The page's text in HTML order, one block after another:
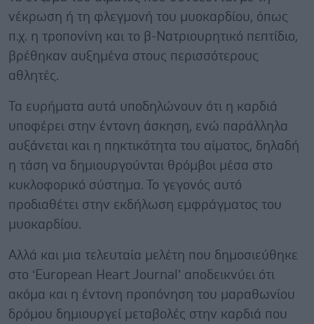
νέκρωση ή τη φλεγμονή του μυοκαρδίου, όπως
π.χ. η τροπονίνη και το β-Νατριουρητικό πεπτίδιο,
βρέθηκαν αυξημένα στους περισσότερους
αθλητές.
Τα ευρήματα αυτά υποδηλώνουν ότι η καρδιά
υποφέρει στην έντονη άσκηση, ενώ παράλληλα
αυξάνεται και η πηκτικότητα του αίματος, δηλαδή
η τάση να δημιουργούνται θρόμβοι μέσα στο
κυκλοφορικό σύστημα. Το γεγονός αυτό
προδιαθέτει στην εκδήλωση εμφράγματος του
μυοκαρδίου.
Αλλά και μια τελευταία μελέτη που δημοσιεύθηκε
στο ‘European Heart Journal’ αποδεικνύει ότι
ακόμα και η έντονη προπόνηση του μαραθωνίου
δρόμου δημιουργεί μεταβολές στην καρδιά που